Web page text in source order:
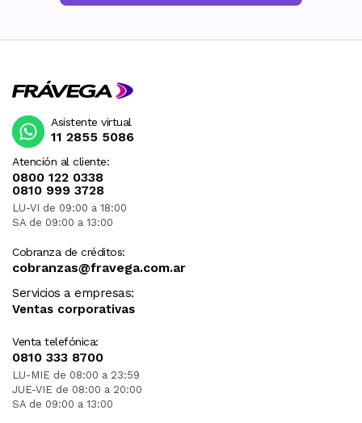
Atención al cliente:
0800 122 0338
0810 999 3728
LU-VI de 09:00 a 18:00
SA de 09:00 a 13:00
Cobranza de créditos:
cobranzas@fravega.com.ar
Servicios a empresas:
Ventas corporativas
Venta telefónica:
0810 333 8700
LU-MIE de 08:00 a 23:59
JUE-VIE de 08:00 a 20:00
SA de 09:00 a 13:00
Asistente virtual
11 2855 5086